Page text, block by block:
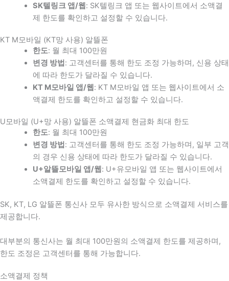
SK텔링크 앱/웹 : SK텔링크 앱 또는 웹사이트에서 소액결
제 한도를 확인하고 설정할 수 있습니다.
KT M모바일 (KT망 사용) 알뜰폰
한도: 월 최대 100만원
변경 방법 : 고객센터를 통해 한도 조정 가능하며, 신용 상태
에 따라 한도가 달라질 수 있습니다.
KT M모바일 앱/웹 : KT M모바일 앱 또는 웹사이트에서 소
액결제 한도를 확인하고 설정할 수 있습니다.
U모바일 (U+망 사용) 알뜰폰 소액결제 현금화 최대 한도
한도: 월 최대 100만원
변경 방법 : 고객센터를 통해 한도 조정 가능하며, 일부 고객
의 경우 신용 상태에 따라 한도가 달라질 수 있습니다.
U+알뜰모바일 앱/웹 : U+유모바일 앱 또는 웹사이트에서
소액결제 한도를 확인하고 설정할 수 있습니다.
SK, KT, LG 알뜰폰 통신사 모두 유사한 방식으로 소액결제 서비스를
제공합니다.
대부분의 통신사는 월 최대 100만원의 소액결제 한도를 제공하며,
한도 조정은 고객센터를 통해 가능합니다.
소액결제 정책